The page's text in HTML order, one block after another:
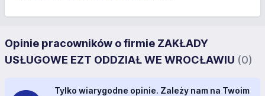
Opinie pracowników o firmie ZAKŁADY
USŁUGOWE EZT ODDZIAŁ WE WROCŁAWIU (0)
Tylko wiarygodne opinie. Zależy nam na Twoim